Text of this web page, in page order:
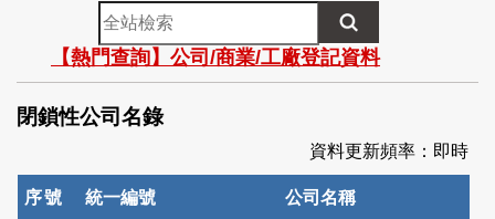
全
站
檢
索
【熱門查詢】公司/商業/工廠登記資料
閉鎖性公司名錄
資料更新頻率：即時
序號 統一編號 公司名稱